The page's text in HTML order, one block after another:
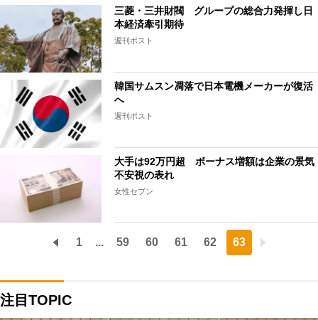
三菱・三井財閥 グループの総合力発揮し日
本経済牽引期待
週刊ポスト
韓国サムスン凋落で日本電機メーカーが復活
へ
週刊ポスト
大手は92万円超 ボーナス増額は企業の景気
不安視の表れ
女性セブン
1 ... 59 60 61 62 63
注目TOPIC